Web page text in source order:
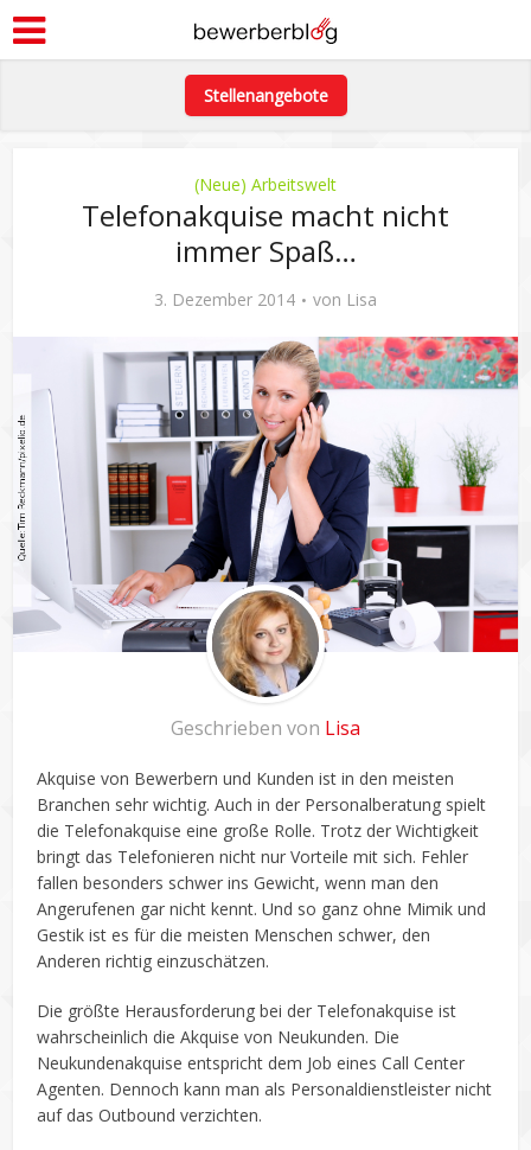
Stellenangebote
(Neue) Arbeitswelt
Telefonakquise macht nicht
immer Spaß…
3. Dezember 2014 von Lisa
Geschrieben von Lisa
Akquise von Bewerbern und Kunden ist in den meisten
Branchen sehr wichtig. Auch in der Personalberatung spielt
die Telefonakquise eine große Rolle. Trotz der Wichtigkeit
bringt das Telefonieren nicht nur Vorteile mit sich. Fehler
fallen besonders schwer ins Gewicht, wenn man den
Angerufenen gar nicht kennt. Und so ganz ohne Mimik und
Gestik ist es für die meisten Menschen schwer, den
Anderen richtig einzuschätzen.
Die größte Herausforderung bei der Telefonakquise ist
wahrscheinlich die Akquise von Neukunden. Die
Neukundenakquise entspricht dem Job eines Call Center
Agenten. Dennoch kann man als Personaldienstleister nicht
auf das Outbound verzichten.